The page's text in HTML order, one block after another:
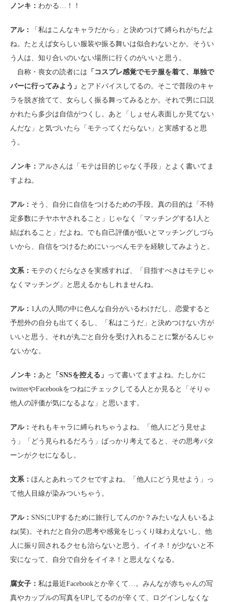
ノンキ： わかる…！！
アル：
「私はこんなキャラだから」と決めつけて縛られがちだよ
ね。たとえば女らしい服装や振る舞いは似合わないとか。そうい
う人は、知り合いのいない場所に行くのがいいと思う。
自称・喪女の読者には 「コスプレ感覚でモテ服を着て、単独で
バーに行ってみよう」 とアドバイスしてるの。そこで普段のキャ
ラを脱ぎ捨てて、女らしく振る舞ってみるとか。それで男に口説
かれたら多少は自信がつくし。あと「しょせん表面しか見てない
んだな」と気づいたら「モテってくだらない」と実感すると思
う。
ノンキ： アルさんは「モテは目的じゃなく手段」とよく書いてま
すよね。
アル： そう、自分に自信をつけるための手段。真の目的は「不特
定多数にチヤホヤされること」じゃなく「マッチングする1人と
結ばれること」だよね。でも自己評価が低いとマッチングしづら
いから、自信をつけるためにいっぺんモテを経験してみようと。
文系： モテのくだらなさを実感すれば、「目指すべきはモテじゃ
なくマッチング」と思えるかもしれませんね。
アル： 1人の人間の中に色んな自分がいるわけだし、恋愛すると
予想外の自分も出てくるし、「私はこうだ」と決めつけない方が
いいと思う。それが丸ごと自分を受け入れることに繋がるんじゃ
ないかな。
ノンキ： あと 「SNSを控える」 って書いてますよね。たしかに
twitterやFacebookをつねにチェックしてる人とか見ると「そりゃ
他人の評価が気になるよな」と思います。
アル： それもキャラに縛られちゃうよね。「他人にどう見せよ
う」「どう見られるだろう」ばっかり考えてると、その思考パタ
ーンがクセになるし。
文系： ほんとあれってクセですよね。「他人にどう見せよう」っ
て他人目線が染みついちゃう。
アル： SNSにUPするために旅行してんのか？みたいな人もいるよ
ね(笑)。それだと自分の思考や感覚をじっくり味わえないし、他
人に振り回されるクセも治らないと思う。イイネ！が少ないと不
安になって、自分で自分をイイネ！と思えなくなる。
腐女子： 私は最近Facebookとか辛くて…。みんなが赤ちゃんの写
真やカップルの写真をUPしてるのが辛くて、ログインしなくな